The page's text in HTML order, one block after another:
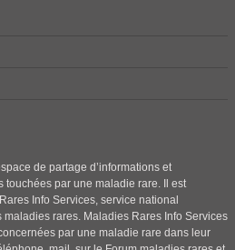
de partage d’informations et
touchées par une maladie rare. Il est
Info Services, service national
maladies rares. Maladies Rares Info Services
par une maladie rare dans leur